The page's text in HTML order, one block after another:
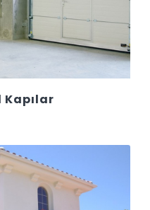
Kapılar